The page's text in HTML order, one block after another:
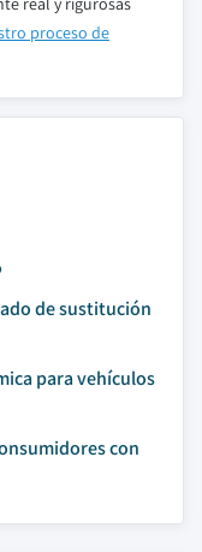
proceso de
de sustitución
para vehículos
con